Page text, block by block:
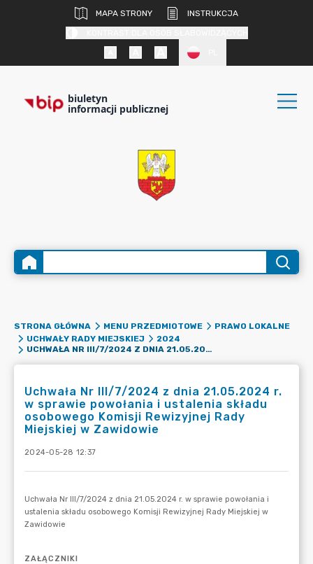
MAPA STRONY
INSTRUKCJA
biuletyn
informacji publicznej
STRONA GŁÓWNA MENU PRZEDMIOTOWE
PRAWO LOKALNE
UCHWAŁY RADY MIEJSKIEJ
2024
UCHWAŁA NR III/7/2024 Z DNIA 21.05.2024 R. W SPRAWIE POWOŁANIA I USTALENIA SKŁADU OSOBOWEGO KOMISJI REWIZYJNEJ RADY MIEJSKIEJ W ZAWIDOWIE
Uchwała Nr III/7/2024 z dnia 21.05.2024 r.
w sprawie powołania i ustalenia składu
osobowego Komisji Rewizyjnej Rady
Miejskiej w Zawidowie
2024-05-28 12:37
ZAŁĄCZNIKI